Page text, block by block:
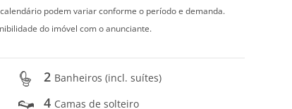
podem variar conforme o período e demanda.
do imóvel com o anunciante.
2 Banheiros (incl. suítes)
4 Camas de solteiro